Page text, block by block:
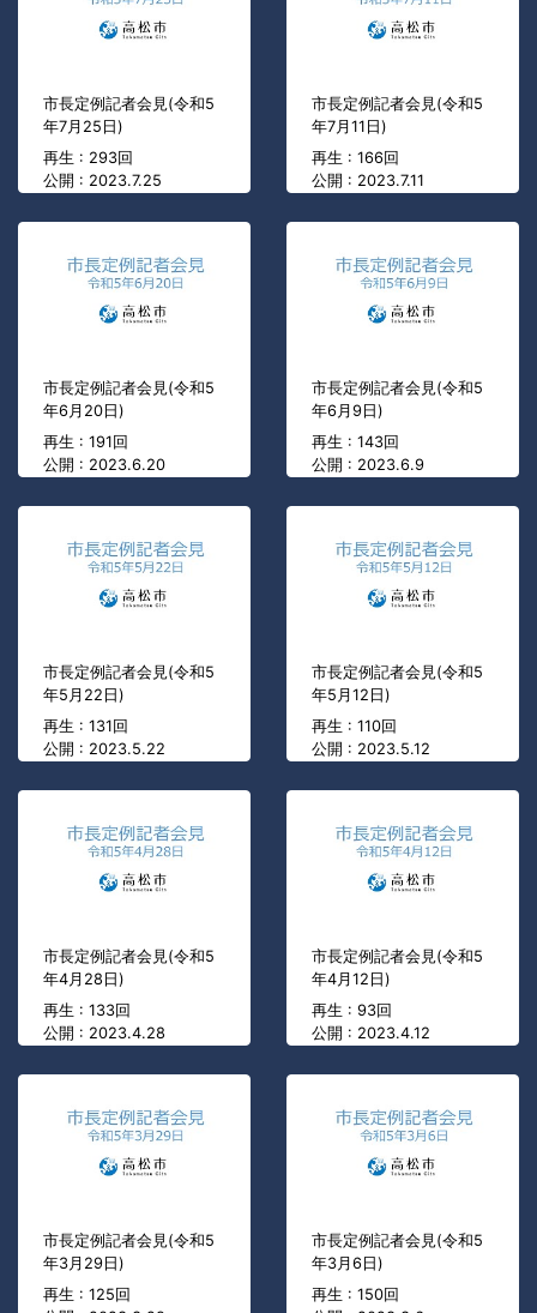
市長定例記者会見(令和5
年7月25日)
再生 : 293回
公開 : 2023.7.25
市長定例記者会見(令和5
年7月11日)
再生 : 166回
公開 : 2023.7.11
市長定例記者会見(令和5
年6月20日)
再生 : 191回
公開 : 2023.6.20
市長定例記者会見(令和5
年6月9日)
再生 : 143回
公開 : 2023.6.9
市長定例記者会見(令和5
年5月22日)
再生 : 131回
公開 : 2023.5.22
市長定例記者会見(令和5
年5月12日)
再生 : 110回
公開 : 2023.5.12
市長定例記者会見(令和5
年4月28日)
再生 : 133回
公開 : 2023.4.28
市長定例記者会見(令和5
年4月12日)
再生 : 93回
公開 : 2023.4.12
市長定例記者会見(令和5
年3月29日)
再生 : 125回
市長定例記者会見(令和5
年3月6日)
再生 : 150回